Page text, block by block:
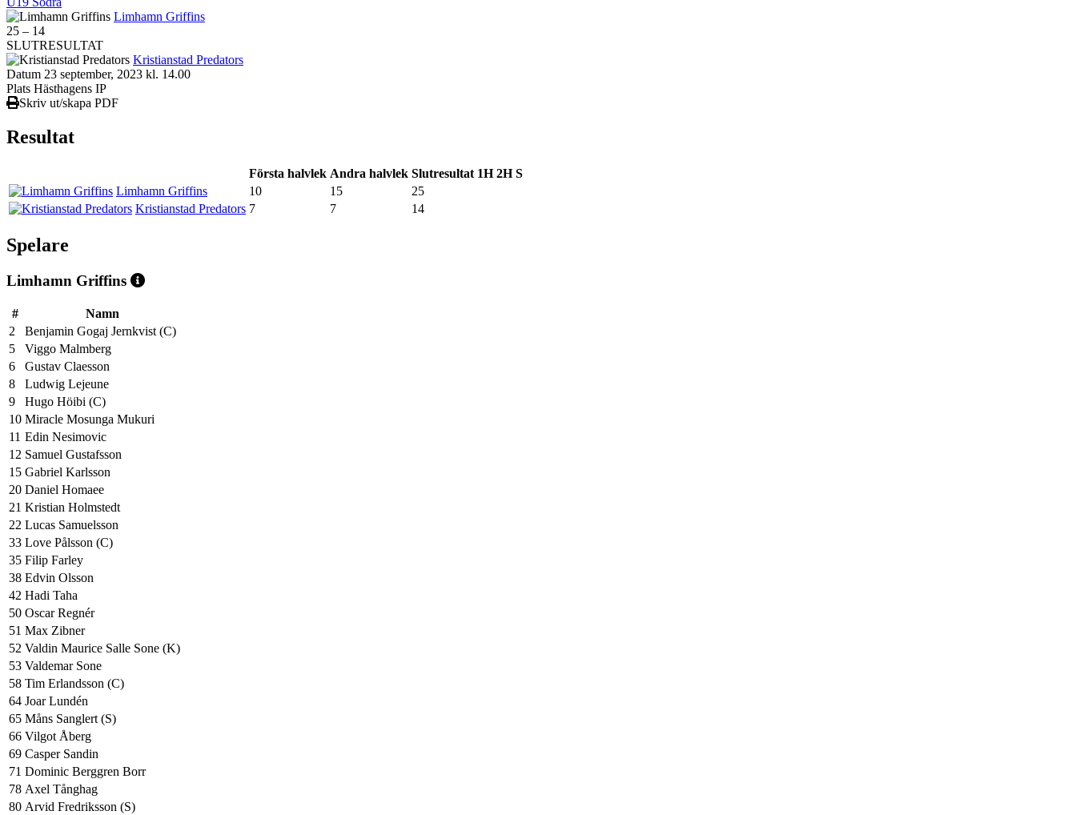
Limhamn Griffins
25 – 14
SLUTRESULTAT
Kristianstad Predators
Datum 23 september, 2023 kl. 14.00
Plats Hästhagens IP
Skriv ut/skapa PDF
Resultat
Första halvlek Andra halvlek Slutresultat 1H 2H S
Limhamn Griffins
10 15
25
Kristianstad Predators 7 7 14
Spelare
Limhamn Griffins
#
Namn
2
Benjamin Gogaj Jernkvist (C)
5
Viggo Malmberg
6
Gustav Claesson
8
Ludwig Lejeune
9
Hugo Höibi (C)
10 Miracle Mosunga Mukuri
11 Edin Nesimovic
12 Samuel Gustafsson
15 Gabriel Karlsson
20 Daniel Homaee
21 Kristian Holmstedt
22 Lucas Samuelsson
33 Love Pålsson (C)
35 Filip Farley
38 Edvin Olsson
42 Hadi Taha
50 Oscar Regnér
51 Max Zibner
52 Valdin Maurice Salle Sone (K)
53 Valdemar Sone
58 Tim Erlandsson (C)
64 Joar Lundén
65 Måns Sanglert (S)
66 Vilgot Åberg
69 Casper Sandin
71 Dominic Berggren Borr
78 Axel Tånghag
80 Arvid Fredriksson (S)